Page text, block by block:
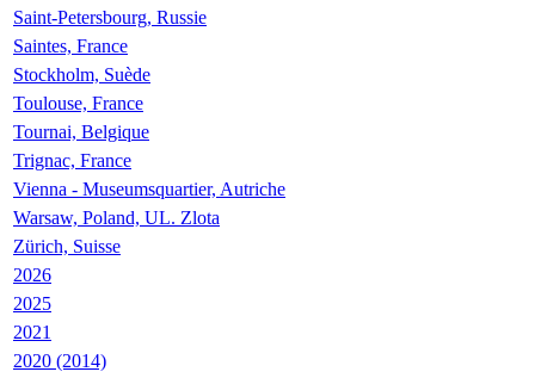
Saint-Petersbourg, Russie
Saintes, France
Stockholm, Suède
Toulouse, France
Tournai, Belgique
Trignac, France
Vienna - Museumsquartier, Autriche
Warsaw, Poland, UL. Zlota
Zürich, Suisse
2026
2025
2021
2020 (2014)